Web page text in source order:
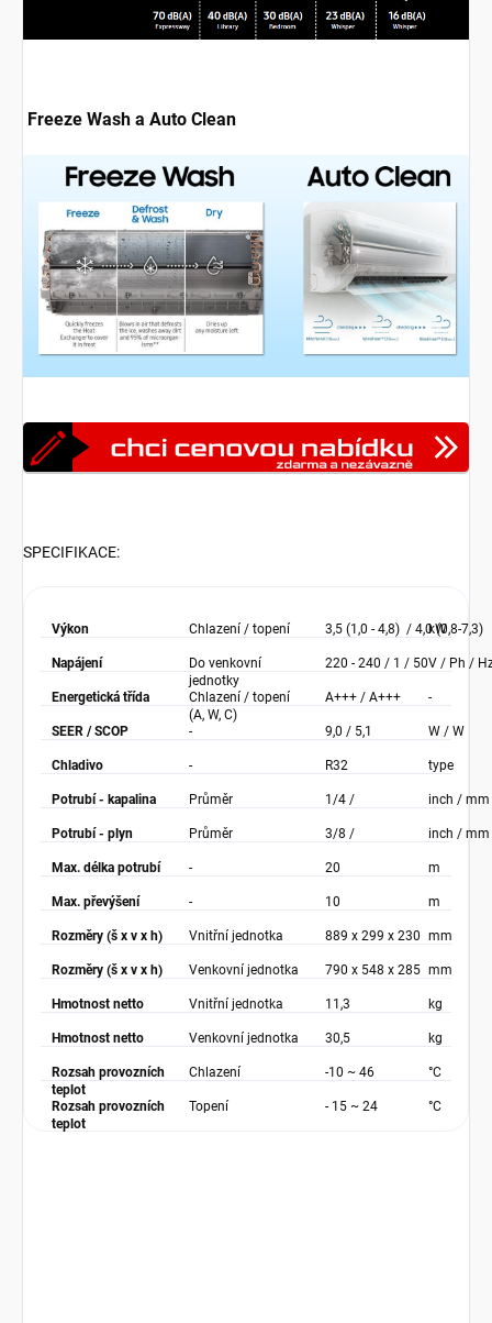
Freeze Wash a Auto Clean
SPECIFIKACE:
Výkon Chlazení / topení 3,5 (1,0 - 4,8) / 4,0 (0,8-7,3)
kW
Napájení
Do venkovní
jednotky
220 - 240 / 1 / 50V / Ph /
Energetická třída
Chlazení / topení
(A, W, C)
A+++ / A+++ -
SEER / SCOP - 9,0 / 5,1 W / W
Chladivo - R32 type
Potrubí - kapalina Průměr 1/4 / inch / mm
Potrubí - plyn Průměr 3/8 / inch / mm
Max. délka potrubí - 20 m
Max. převýšení - 10 m
Rozměry (š x v x h) Vnitřní jednotka 889 x 299 x 230 mm
Rozměry (š x v x h) Venkovní jednotka 790 x 548 x 285 mm
Hmotnost netto Vnitřní jednotka 11,3 kg
Hmotnost netto Venkovní jednotka 30,5 kg
Rozsah provozních
teplot
Chlazení -10 ~ 46 °C
Rozsah provozních
teplot
Topení - 15 ~ 24 °C